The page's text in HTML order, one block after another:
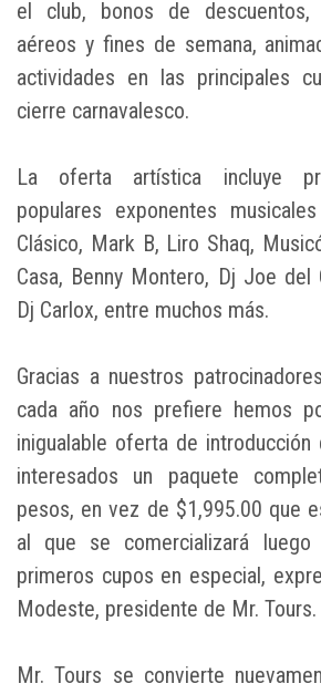
el club, bonos de
aéreos y fines de semana,
actividades en las principales
cierre carnavalesco.
La oferta artística incluye
populares exponentes
Clásico, Mark B, Liro Shaq,
Casa, Benny Montero, Dj Joe
Dj Carlox, entre muchos más.
Gracias a nuestros
cada año nos prefiere hemos
inigualable oferta de introducción
interesados un paquete
pesos, en vez de $1,995.00 que
al que se comercializará
primeros cupos en especial,
Modeste, presidente de Mr. Tours.
Mr. Tours se convierte